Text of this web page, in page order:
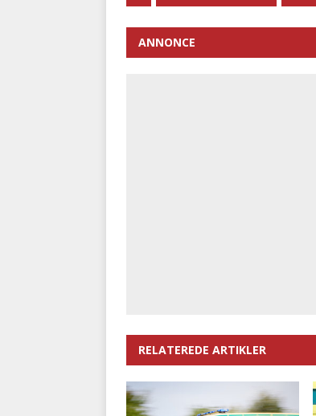
ANNONCE
RELATEREDE ARTIKLER